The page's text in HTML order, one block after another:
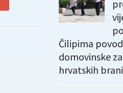
Čilipima
domovinske
hrvatskih